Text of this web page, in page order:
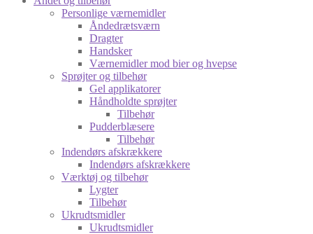
Personlige værnemidler
Åndedrætsværn
Dragter
Handsker
Værnemidler mod bier og hvepse
Sprøjter og tilbehør
Gel applikatorer
Håndholdte sprøjter
Tilbehør
Pudderblæsere
Tilbehør
Indendørs afskrækkere
Indendørs afskrækkere
Værktøj og tilbehør
Lygter
Tilbehør
Ukrudtsmidler
Ukrudtsmidler